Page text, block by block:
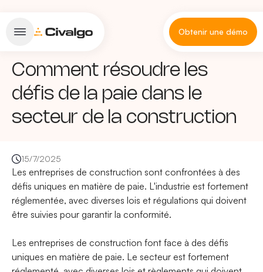
Obtenir une démo
Comment résoudre les
défis de la paie dans le
secteur de la construction
15/7/2025
Les entreprises de construction sont confrontées à des
défis uniques en matière de paie. L'industrie est fortement
réglementée, avec diverses lois et régulations qui doivent
être suivies pour garantir la conformité.
Les entreprises de construction font face à des défis
uniques en matière de paie. Le secteur est fortement